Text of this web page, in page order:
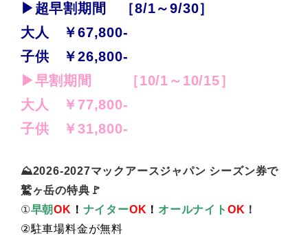
▶超早割期間 ［8/1～9/30］
大人 ￥67,800-
子供 ￥26,800-
▶早割期間 ［10/1～10/15］
大人 ￥77,800-
子供 ￥31,800-
⛰2026-2027マックアースジャパン シーズン券で
鷲ヶ岳の特典🚩
①早朝OK ！ ナイターOK ！ オールナイト OK ！
②駐車場料金が無料